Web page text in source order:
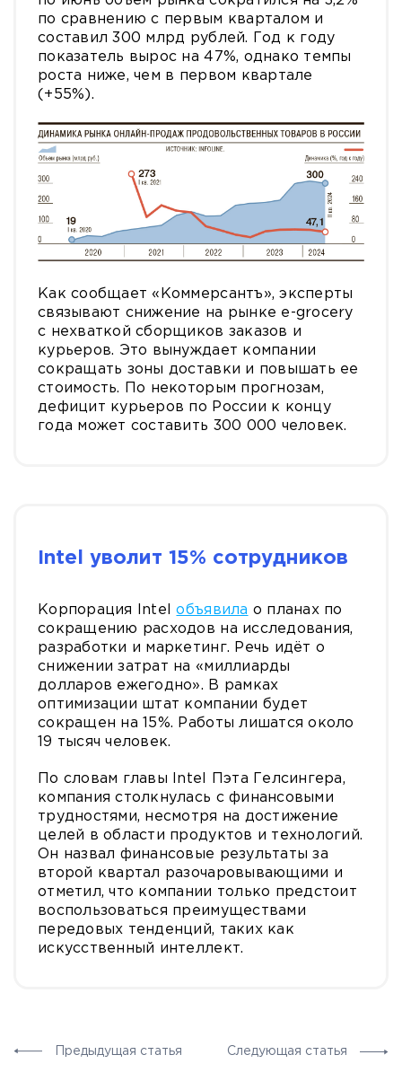
по сравнению с первым кварталом и
составил 300 млрд рублей. Год к году
показатель вырос на 47%, однако темпы
роста ниже, чем в первом квартале
(+55%).
Как сообщает «Коммерсантъ», эксперты
связывают снижение на рынке e-grocery
с нехваткой сборщиков заказов и
курьеров. Это вынуждает компании
сокращать зоны доставки и повышать ее
стоимость. По некоторым прогнозам,
дефицит курьеров по России к концу
года может составить 300 000 человек.
Intel уволит 15% сотрудников
Корпорация Intelобъявила о планах по
сокращению расходов на исследования,
разработки и маркетинг. Речь идёт о
снижении затрат на «миллиарды
долларов ежегодно». В рамках
оптимизации штат компании будет
сокращен на 15%. Работы лишатся около
19 тысяч человек.
По словам главы Intel Пэта Гелсингера,
компания столкнулась с финансовыми
трудностями, несмотря на достижение
целей в области продуктов и технологий.
Он назвал финансовые результаты за
второй квартал разочаровывающими и
отметил, что компании только предстоит
воспользоваться преимуществами
передовых тенденций, таких как
искусственный интеллект.
Предыдущая статья Следующая статья